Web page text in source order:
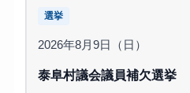
選挙
2026年8月9日（日）
泰阜村議会議員補欠選挙